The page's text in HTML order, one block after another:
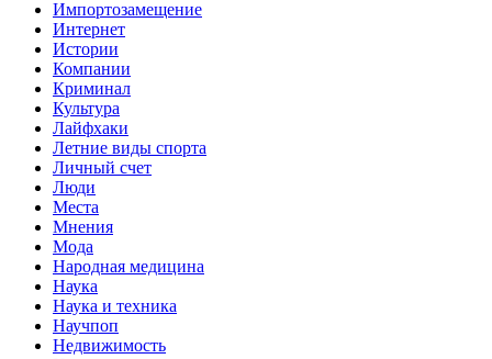
Импортозамещение
Интернет
Истории
Компании
Криминал
Культура
Лайфхаки
Летние виды спорта
Личный счет
Люди
Места
Мнения
Мода
Народная медицина
Наука
Наука и техника
Научпоп
Недвижимость